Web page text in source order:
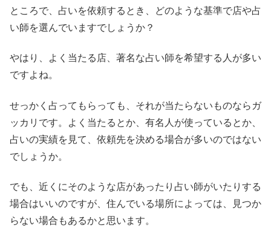
ところで、占いを依頼するとき、どのような基準で店や占
い師を選んでいますでしょうか？
やはり、よく当たる店、著名な占い師を希望する人が多い
ですよね。
せっかく占ってもらっても、それが当たらないものならガ
ッカリです。よく当たるとか、有名人が使っているとか、
占いの実績を見て、依頼先を決める場合が多いのではない
でしょうか。
でも、近くにそのような店があったり占い師がいたりする
場合はいいのですが、住んでいる場所によっては、見つか
らない場合もあるかと思います。